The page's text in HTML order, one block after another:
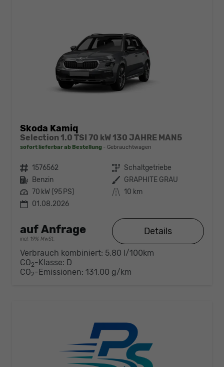
Skoda Kamiq
Selection 1.0 TSI 70 kW 130 JAHRE MAN5
sofort lieferbar ab Bestellung Gebrauchtwagen
Fahrzeugnr. 1576562 Getriebe Schaltgetriebe
Kraftstoff Benzin Außenfarbe GRAPHITE GRAU
Leistung 70 kW (95 PS) Kilometerstand 10 km
01.08.2026
auf Anfrage
incl. 19% MwSt.
Details
Verbrauch kombiniert: 5,80 l/100km
CO2-Klasse: D
CO2-Emissionen: 131,00 g/km